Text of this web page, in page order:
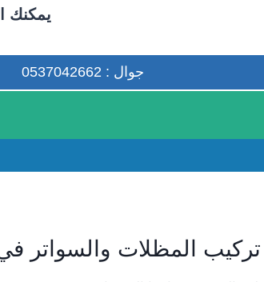
يمكنك
جوال : 0537042662
تركيب المظلات والسواتر